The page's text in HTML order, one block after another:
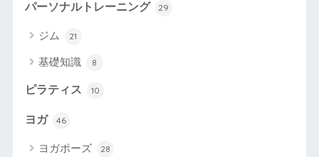
パーソナルトレーニング 29
ジム 21
基礎知識 8
ピラティス 10
ヨガ 46
ヨガポーズ 28